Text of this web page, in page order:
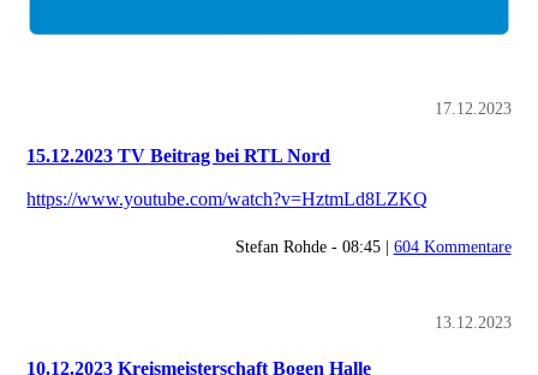
17.12.2023
15.12.2023 TV Beitrag bei RTL Nord
https://www.youtube.com/watch?v=HztmLd8LZKQ
Stefan Rohde - 08:45 | 604 Kommentare
13.12.2023
10.12.2023 Kreismeisterschaft Bogen Halle